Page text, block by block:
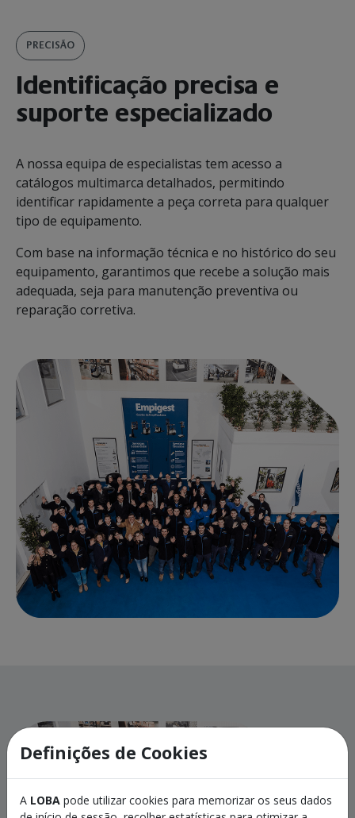
PRECISÃO
Identificação precisa e
suporte especializado
A nossa equipa de especialistas tem acesso a
catálogos multimarca detalhados, permitindo
identificar rapidamente a peça correta para qualquer
tipo de equipamento.
Com base na informação técnica e no histórico do seu
equipamento, garantimos que recebe a solução mais
adequada, seja para manutenção preventiva ou
reparação corretiva.
Definições de Cookies
A LOBA pode utilizar cookies para memorizar os seus dados